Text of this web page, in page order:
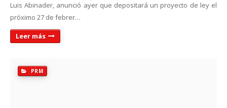
Luis Abinader, anunció ayer que depositará un proyecto de ley el
próximo 27 de febrer…
Leer más
PRM